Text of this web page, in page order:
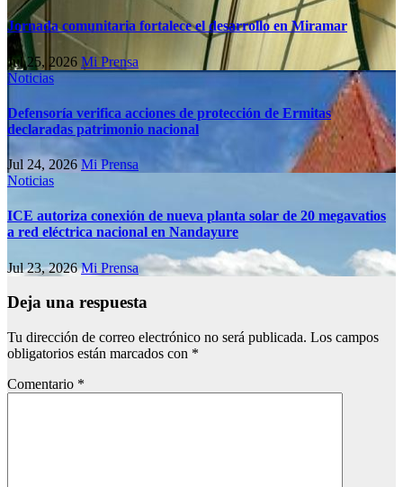
Jornada comunitaria fortalece el desarrollo en Miramar
Jul 25, 2026 Mi Prensa
Noticias
Defensoría verifica acciones de protección de Ermitas
declaradas patrimonio nacional
Jul 24, 2026Mi Prensa
Noticias
ICE autoriza conexión de nueva planta solar de 20 megavatios
a red eléctrica nacional en Nandayure
Jul 23, 2026Mi Prensa
Deja una respuesta
Tu dirección de correo electrónico no será publicada. Los campos
obligatorios están marcados con *
Comentario *